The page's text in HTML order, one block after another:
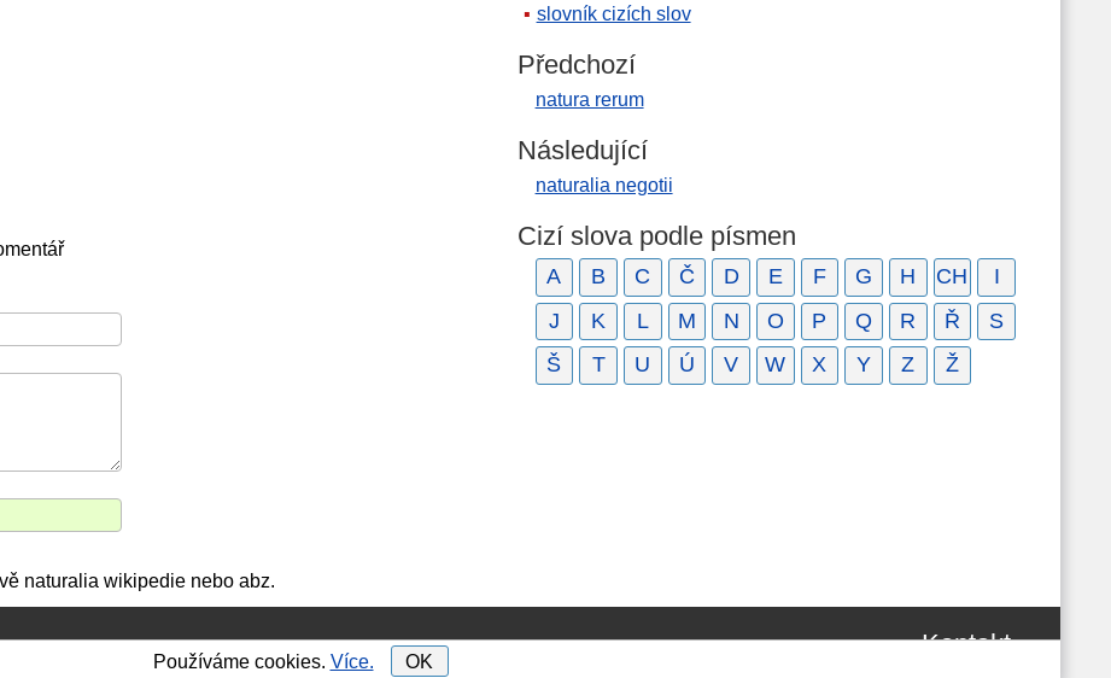
naturalia wikipedie nebo abz.
slovník cizích slov
Předchozí
natura rerum
Následující
naturalia negotii
Cizí slova podle písmen
A B C Č D E F G H CH
I
J
K L M N O P Q R Ř
S
Š
T U Ú V W X Y Z Ž
Kontakt
Používáme cookies. Více. OK